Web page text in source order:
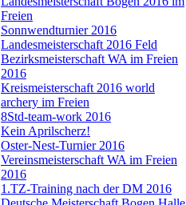
Freien
Sonnwendturnier 2016
Landesmeisterschaft 2016 Feld
Bezirksmeisterschaft WA im Freien
2016
Kreismeisterschaft 2016 world
archery im Freien
8Std-team-work 2016
Kein Aprilscherz!
Oster-Nest-Turnier 2016
Vereinsmeisterschaft WA im Freien
2016
1.TZ-Training nach der DM 2016